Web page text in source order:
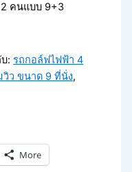
คนแบบ 9+3
บ:รถกอล์ฟไฟฟ้า 4
ว ขนาด 9 ที่นั่ง,
More